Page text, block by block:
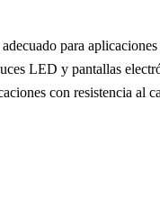
para
LED y pantallas
con resistencia al